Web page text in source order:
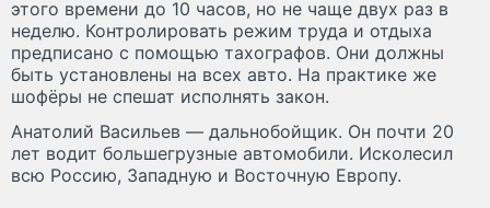
этого времени до 10 часов, но не чаще двух раз в
неделю. Контролировать режим труда и отдыха
предписано с помощью тахографов. Они должны
быть установлены на всех авто. На практике же
шофёры не спешат исполнять закон.
Анатолий Васильев — дальнобойщик. Он почти 20
лет водит большегрузные автомобили. Исколесил
всю Россию, Западную и Восточную Европу.